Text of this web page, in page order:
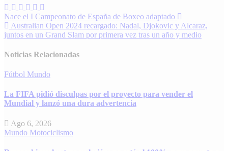
Navegación
de
Nace el I Campeonato de España de Boxeo adaptado
Australian Open 2024 recargado: Nadal, Djokovic y Alcaraz,
juntos en un Grand Slam por primera vez tras un año y medio
Noticias Relacionadas
Fútbol Mundo
La FIFA pidió disculpas por el proyecto para vender el
Mundial y lanzó una dura advertencia
Ago 6, 2026
Mundo Motociclismo